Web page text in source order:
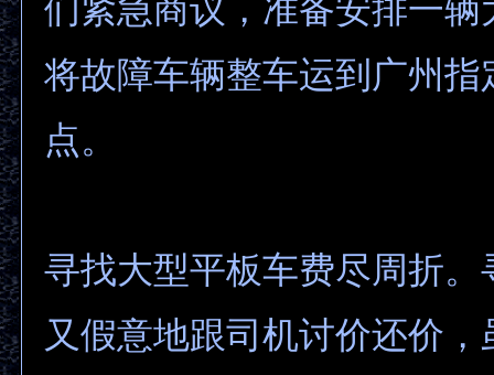
们紧急商议，准备安排一辆
将故障车辆整车运到广州指
点。
寻找大型平板车费尽周折。
又假意地跟司机讨价还价